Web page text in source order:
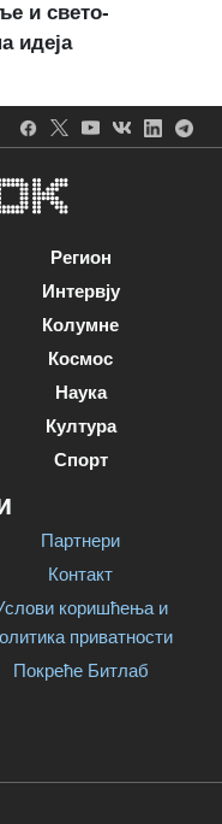
и свето-
идеја
Регион
Интервју
Колумне
Космос
Наука
Култура
Спорт
Партнери
Контакт
коришћења и
приватности
Покреће Битлаб